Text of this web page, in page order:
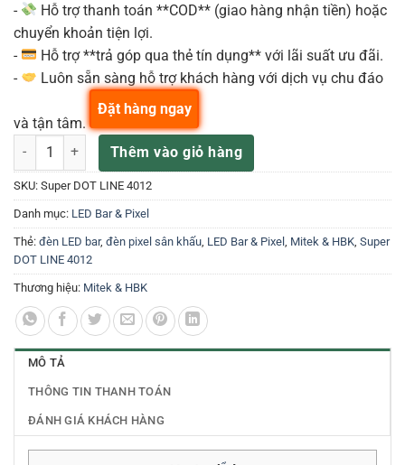
-
Hỗ trợ thanh toán **COD** (giao hàng nhận tiền) hoặc
chuyển khoản tiện lợi.
-
Hỗ trợ **trả góp qua thẻ tín dụng** với lãi suất ưu đãi.
-
Luôn sẵn sàng hỗ trợ khách hàng với dịch vụ chu đáo
và tận tâm.
Mitek & HBK Super Dot Line 4012 – LED Moving Bar Lights số lượng
Thêm vào giỏ hàng
Đặt hàng ngay
SKU: Super DOT LINE 4012
Danh mục: LED Bar & Pixel
Thẻ: đèn LED bar, đèn pixel sân khấu LED Bar & Pixel Mitek & HBK Super
DOT LINE 4012
Thương hiệu: Mitek & HBK
MÔ TẢ
THÔNG TIN THANH TOÁN
ĐÁNH GIÁ KHÁCH HÀNG